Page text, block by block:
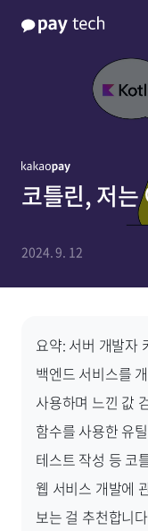
코틀린, 저는
2024. 9. 12
요약: 서버 개발자
백엔드 서비스를
사용하며 느낀 값
함수를 사용한 유
테스트 작성 등 코
웹 서비스 개발에
보는 걸 추천합니